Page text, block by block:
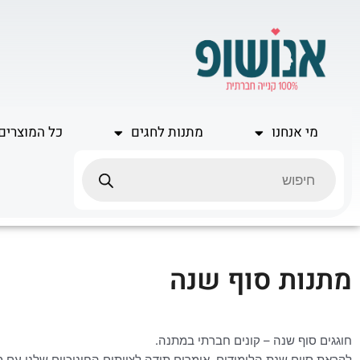
מי אנחנו מתנות לחגים כל
מתנות סוף שנה
חוגגים סוף שנה – קונים חברתי במתנה.